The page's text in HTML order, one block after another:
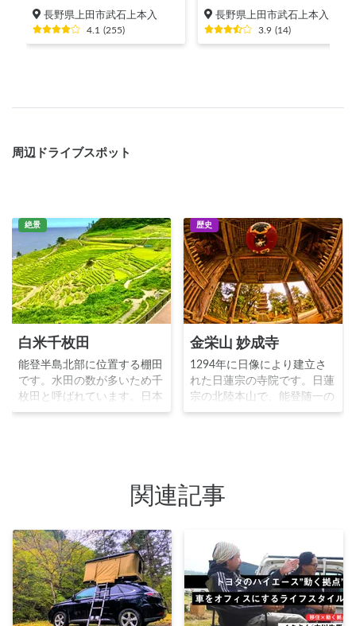
長野県上田市武石上本入
4.1 (255)
長野県上田市武石上本入
3.9 (14)
周辺ドライブスポット
絶景
白米千枚田
能登半島北部に位置する棚田
です。水田の数が多いため千
枚田と呼ばれています。日本
海に向かってなだれ落ちるよ
歴史
金栄山 妙成寺
1294年に日像により建立さ
れた日蓮宗の寺院です。日蓮
宗の北陸本山で、能登随一の
大伽藍をもちます。戦国時代
重要文化財を持つ隠れた名所
です。
関連記事